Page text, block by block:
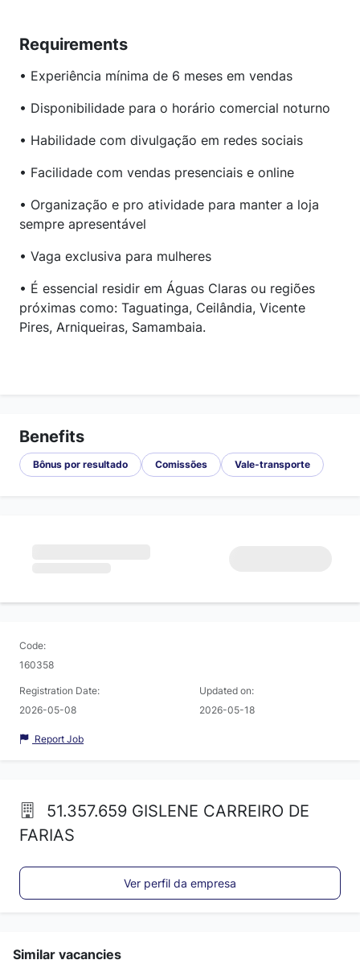
Requirements
• Experiência mínima de 6 meses em vendas
• Disponibilidade para o horário comercial noturno
• Habilidade com divulgação em redes sociais
• Facilidade com vendas presenciais e online
• Organização e pro atividade para manter a loja
sempre apresentável
• Vaga exclusiva para mulheres
• É essencial residir em Águas Claras ou regiões
próximas como: Taguatinga, Ceilândia, Vicente
Pires, Arniqueiras, Samambaia.
Benefits
Bônus por resultado Comissões Vale-transporte
Code:
160358
Registration Date:
2026-05-08
Updated on:
2026-05-18
Report Job
51.357.659 GISLENE CARREIRO DE
FARIAS
Ver perfil da empresa
Similar vacancies